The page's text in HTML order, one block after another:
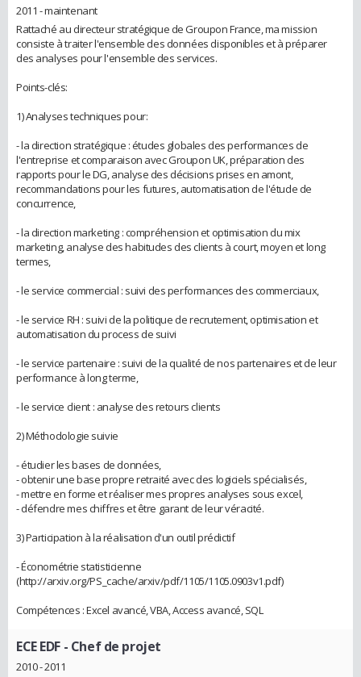
2011 - maintenant
Rattaché au directeur stratégique de Groupon France, ma mission
consiste à traiter l'ensemble des données disponibles et à préparer
des analyses pour l'ensemble des services.
Points-clés:
1) Analyses techniques pour:
- la direction stratégique : études globales des performances de
l'entreprise et comparaison avec Groupon UK, préparation des
rapports pour le DG, analyse des décisions prises en amont,
recommandations pour les futures, automatisation de l'étude de
concurrence,
- la direction marketing : compréhension et optimisation du mix
marketing, analyse des habitudes des clients à court, moyen et long
termes,
- le service commercial : suivi des performances des commerciaux,
- le service RH : suivi de la politique de recrutement, optimisation et
automatisation du process de suivi
- le service partenaire : suivi de la qualité de nos partenaires et de leur
performance à long terme,
- le service client : analyse des retours clients
2) Méthodologie suivie
- étudier les bases de données,
- obtenir une base propre retraité avec des logiciels spécialisés,
- mettre en forme et réaliser mes propres analyses sous excel,
- défendre mes chiffres et être garant de leur véracité.
3) Participation à la réalisation d'un outil prédictif
- Économétrie statisticienne
(http://arxiv.org/PS_cache/arxiv/pdf/1105/1105.0903v1.pdf)
Compétences : Excel avancé, VBA, Access avancé, SQL
ECE EDF - Chef de projet
2010 - 2011